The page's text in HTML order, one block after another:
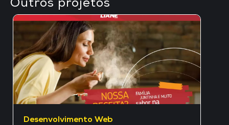
Outros projetos
Desenvolvimento Web